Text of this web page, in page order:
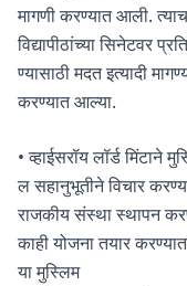
मागणी करण्यात आली.
विद्यापीठांच्या सिनेटवर
ण्यासाठी मदत इत्यादी
करण्यात आल्या.
• व्हाईसरॉय लॉर्ड मिंटाने
ल सहानुभूतीने विचार
राजकीय संस्था स्थापन
काही योजना तयार
या मुस्लिम